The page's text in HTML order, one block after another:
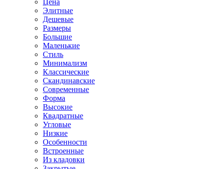
Цена
Элитные
Дешевые
Размеры
Большие
Маленькие
Стиль
Минимализм
Классические
Скандинавские
Современные
Форма
Высокие
Квадратные
Угловые
Низкие
Особенности
Встроенные
Из кладовки